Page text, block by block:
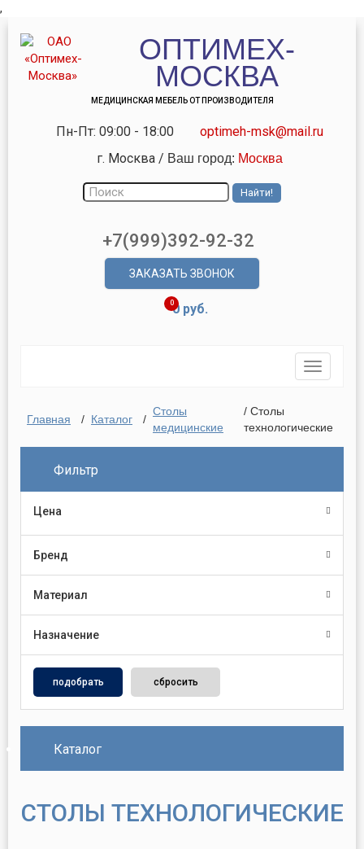
,
ОПТИМЕХ-
МОСКВА
МЕДИЦИНСКАЯ МЕБЕЛЬ ОТ ПРОИЗВОДИТЕЛЯ
Пн-Пт: 09:00 - 18:00
optimeh-msk@mail.ru
г. Москва/ Ваш город: Москва
+7(999)392-92-32
ЗАКАЗАТЬ ЗВОНОК
00 руб.
Toggle
Главная / Каталог /
Столы
медицинские
/ Столы
технологические
Фильтр
Цена
Бренд
Материал
Назначение
Каталог
СТОЛЫ ТЕХНОЛОГИЧЕСКИЕ